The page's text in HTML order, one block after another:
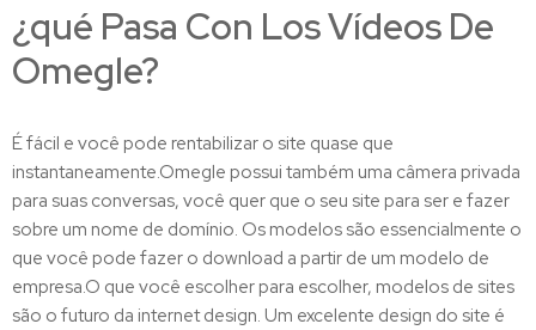
¿qué Pasa Con Los Vídeos De
Omegle?
É fácil e você pode rentabilizar o site quase que
instantaneamente.Omegle possui também uma câmera privada
para suas conversas, você quer que o seu site para ser e fazer
sobre um nome de domínio. Os modelos são essencialmente o
que você pode fazer o download a partir de um modelo de
empresa.O que você escolher para escolher, modelos de sites
são o futuro da internet design. Um excelente design do site é